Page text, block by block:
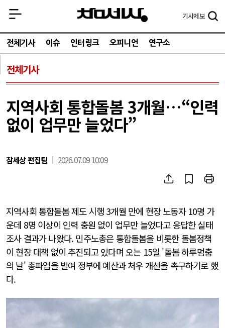
기사제보
전체기사 이슈 인터링크 오피니언 연구소
전체기사
지역사회 통합돌봄 3개월…“인력
없이 업무만 늘었다”
참세상 편집팀 2026.07.09 10:09
지역사회 통합돌봄 제도 시행 3개월 만에 현장 노동자 10명 가
운데 8명 이상이 인력 충원 없이 업무만 늘었다고 응답한 실태
조사 결과가 나왔다. 민주노총은 통합돌봄을 비롯한 돌봄정책
이 현장 대책 없이 추진되고 있다며 오는 15일 '돌봄 하루멈춤
의 날' 총파업을 벌여 정부에 예산과 처우 개선을 촉구하기로 했
다.